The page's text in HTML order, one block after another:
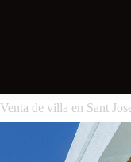
Venta de villa en Sant